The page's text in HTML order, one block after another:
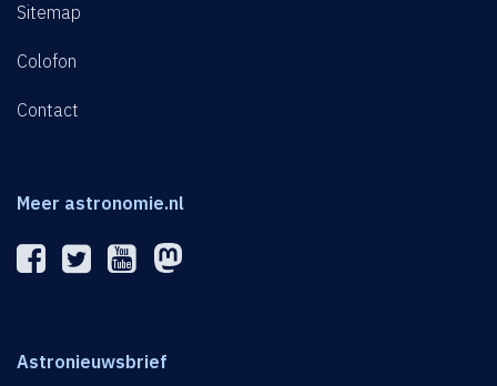
Sitemap
Colofon
Contact
Meer astronomie.nl
Astronieuwsbrief